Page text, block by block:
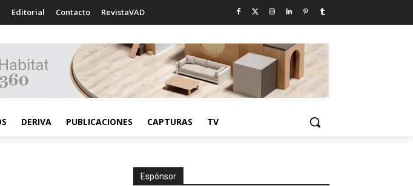
Editorial Contacto RevistaVAD
DERIVA PUBLICACIONES CAPTURAS TV
Espónsor